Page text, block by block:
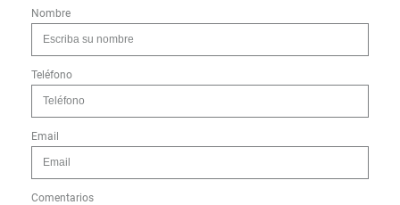
Nombre
Teléfono
Email
Comentarios